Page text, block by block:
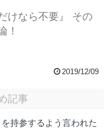
けなら不要』 その
！
2019/12/09
記事
持参するよう言われた